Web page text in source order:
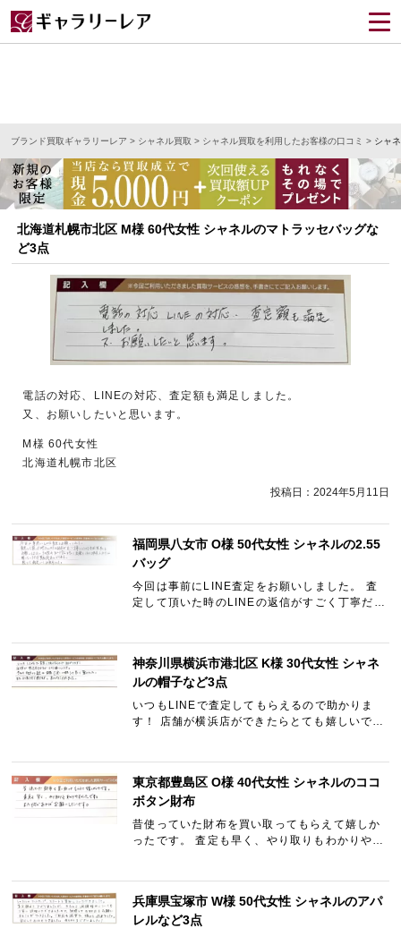
ブランド買取ギャラリーレア > シャネル買取 > シャネル買取を利用したお客様の口コミ > シャ
北海道札幌市北区 M様 60代女性 シャネルのマトラッセバッグな
ど3点
電話の対応、LINEの対応、査定額も満足しました。
又、お願いしたいと思います。
M様 60代女性
北海道札幌市北区
投稿日： 2024年5月11日
福岡県八女市 O様 50代女性 シャネルの2.55
バッグ
今回は事前にLINE査定をお願いしました。 査
定して頂いた時のLINEの返信がすごく丁寧だっ
神奈川県横浜市港北区 K様 30代女性 シャネ
ルの帽子など3点
いつもLINEで査定してもらえるので助かりま
す！ 店舗が横浜店ができたらとても嬉しいで
東京都豊島区 O様 40代女性 シャネルのココ
ボタン財布
昔使っていた財布を買い取ってもらえて嬉しか
ったです。 査定も早く、やり取りもわかりやす
兵庫県宝塚市 W様 50代女性 シャネルのアパ
レルなど3点